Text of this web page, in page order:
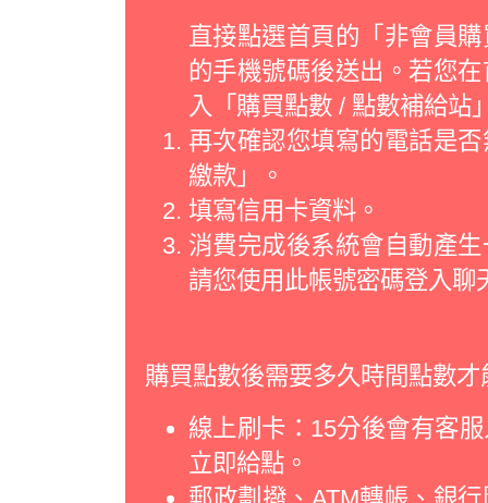
直接點選首頁的「非會員
的手機號碼後送出。若您
入「購買點數 / 點數補給站
再次確認您填寫的電話是
繳款」。
填寫信用卡資料。
消費完成後系統會自動產
請您使用此帳號密碼登入
購買點數後需要多久時間點數才
線上刷卡：15分後會有客
立即給點。